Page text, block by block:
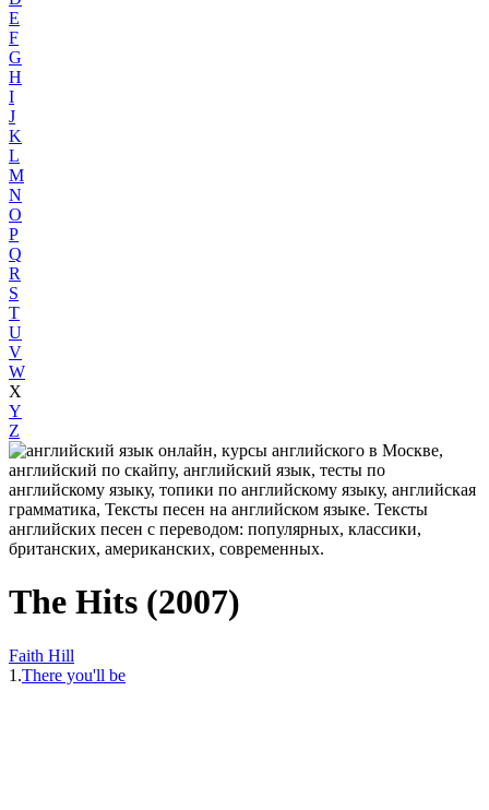
E
F
G
H
I
J
K
L
M
N
O
P
Q
R
S
T
U
V
W
X
Y
Z
The Hits (2007)
Faith Hill
1.There you'll be